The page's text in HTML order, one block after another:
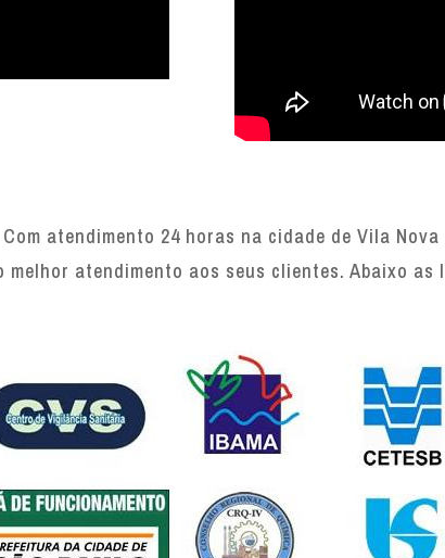
atendimento 24 horas na cidade de Vila
melhor atendimento aos seus clientes. Abaixo as